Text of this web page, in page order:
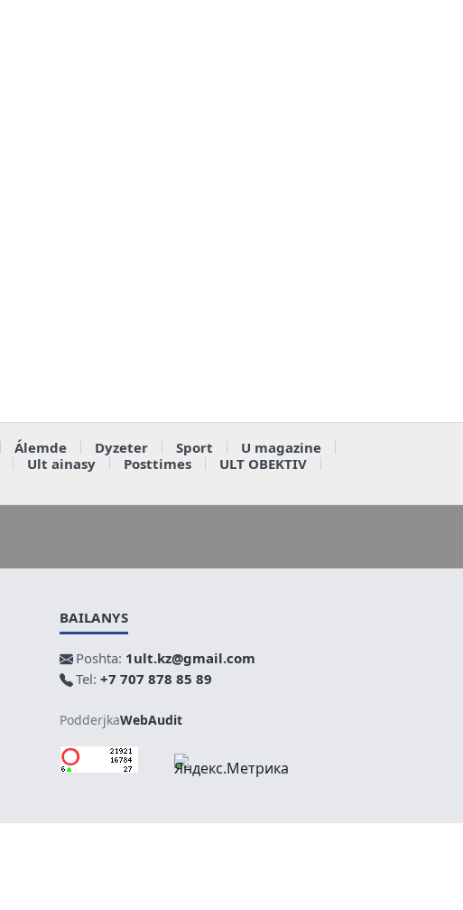
Álemde Dyzeter Sport
U magazine
Ult ainasy Posttimes
ULT OBEKTIV
BAILANYS
Poshta: 1ult.kz@gmail.com
Tel: +7 707 878 85 89
PodderjkaWebAudit